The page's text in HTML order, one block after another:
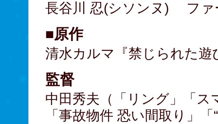
長谷川 忍(シソンヌ) ファ
■原作
清水カルマ『禁じられた
監督
中田秀夫（「リング」「
「事故物件 恐い間取り」